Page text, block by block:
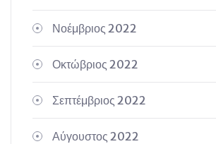
Νοέμβριος 2022
Οκτώβριος 2022
Σεπτέμβριος 2022
Αύγουστος 2022